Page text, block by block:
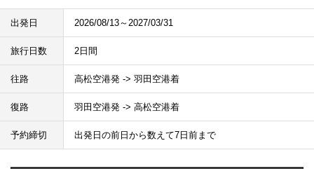
出発日 2026/08/13～2027/03/31
旅行日数 2日間
往路 高松空港発 -> 羽田空港着
復路 羽田空港発 -> 高松空港着
予約締切 出発日の前日から数えて7日前まで